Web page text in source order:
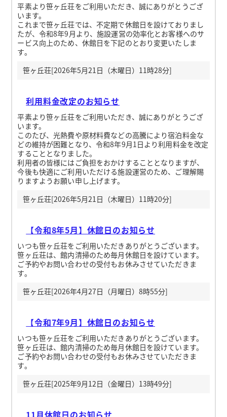
平素より笹ヶ丘荘をご利用いただき、誠にありがとうござ
います。
これまで笹ヶ丘荘では、不定期で休館日を設けておりまし
たが、令和8年9月より、施設運営の効率化とお客様へのサ
ービス向上のため、休館日を下記のとおり変更いたしま
す。
笹ヶ丘荘[2026年5月21日（木曜日）11時28分]
利用料金改定のお知らせ
平素より笹ヶ丘荘をご利用いただき、誠にありがとうござ
います。
このたび、光熱費や原材料費などの高騰により宿泊料金な
どの維持が困難となり、令和8年9月1日より利用料金を改定
することとなりました。
利用者の皆様にはご負担をおかけすることとなりますが、
今後も快適にご利用いただける施設運営のため、ご理解賜
りますようお願い申し上げます。
笹ヶ丘荘[2026年5月21日（木曜日）11時20分]
【令和8年5月】休館日のお知らせ
いつも笹ヶ丘荘をご利用いただきありがとうございます。
笹ヶ丘荘は、館内清掃のため毎月休館日を設けています。
ご予約やお問い合わせの受付もお休みさせていただきま
す。
笹ヶ丘荘[2026年4月27日（月曜日）8時55分]
【令和7年9月】休館日のお知らせ
いつも笹ヶ丘荘をご利用いただきありがとうございます。
笹ヶ丘荘は、館内清掃のため毎月休館日を設けています。
ご予約やお問い合わせの受付もお休みさせていただきま
す。
笹ヶ丘荘[2025年9月12日（金曜日）13時49分]
11月休館日のお知らせ